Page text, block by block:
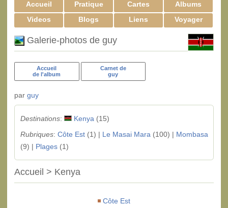
Accueil Pratique Cartes
Albums
Videos
Blogs Liens Voyager
Galerie-photos de guy
Accueil
de l'album
Carnet de
guy
par guy
Destinations: Kenya (15)
Rubriques: Côte Est(1) | Le Masai Mara (100) | Mombasa
(9) | Plages(1)
Accueil > Kenya
Côte Est